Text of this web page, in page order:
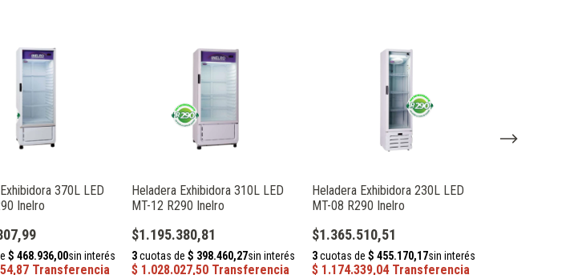
370L LED
Inelro
Heladera Exhibidora 310L LED
MT-12 R290 Inelro
$1.195.380,81
Heladera Exhibidora 230L LED
MT-08 R290 Inelro
$1.365.510,51